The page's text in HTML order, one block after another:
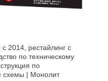
2014, рестайлинг с
по техническому
по
схемы | Монолит